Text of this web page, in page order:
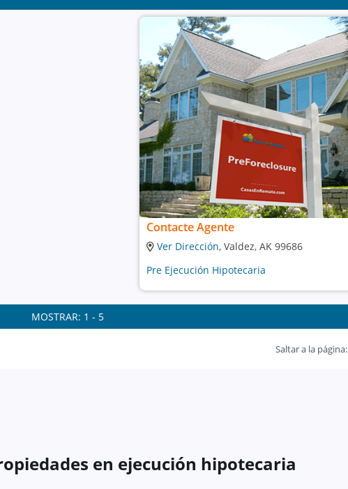
Contacte Agente
Ver Dirección, Valdez, AK 99686
Pre Ejecución Hipotecaria
MOSTRAR: 1 - 5
Saltar a la página:
en ejecución hipotecaria